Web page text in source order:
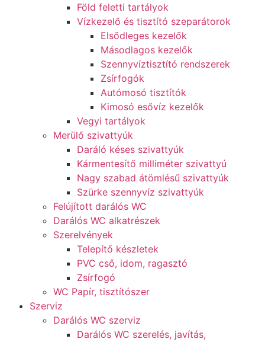
Föld feletti tartályok
Vízkezelő és tisztító szeparátorok
Elsődleges kezelők
Másodlagos kezelők
Szennyvíztisztító rendszerek
Zsírfogók
Autómosó tisztítók
Kimosó esővíz kezelők
Vegyi tartályok
Merülő szivattyúk
Daráló késes szivattyúk
Kármentesítő milliméter szivattyú
Nagy szabad átömlésű szivattyúk
Szürke szennyvíz szivattyúk
Felújított darálós WC
Darálós WC alkatrészek
Szerelvények
Telepítő készletek
PVC cső, idom, ragasztó
Zsírfogó
WC Papír, tisztítószer
Szerviz
Darálós WC szerviz
Darálós WC szerelés, javítás,